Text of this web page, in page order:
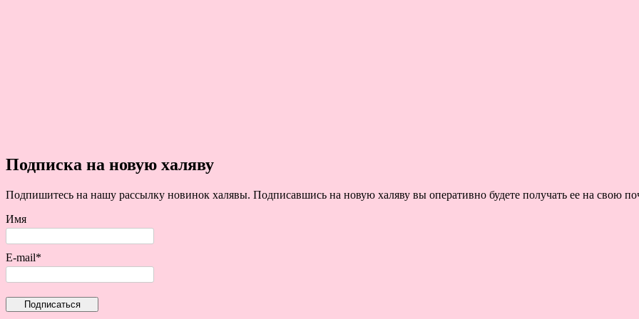
Подписка на новую халяву
Подпишитесь на нашу рассылку новинок халявы. Подписавшись на новую халяву вы оперативно будете получать ее на свою
Имя
E-mail*